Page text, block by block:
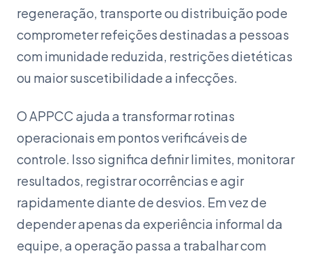
regeneração, transporte ou distribuição pode
comprometer refeições destinadas a pessoas
com imunidade reduzida, restrições dietéticas
ou maior suscetibilidade a infecções.
O APPCC ajuda a transformar rotinas
operacionais em pontos verificáveis de
controle. Isso significa definir limites, monitorar
resultados, registrar ocorrências e agir
rapidamente diante de desvios. Em vez de
depender apenas da experiência informal da
equipe, a operação passa a trabalhar com